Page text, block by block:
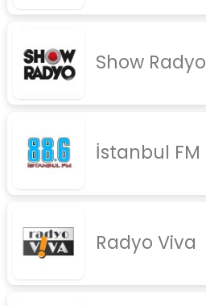
Show Radyo
İstanbul FM
Radyo Viva